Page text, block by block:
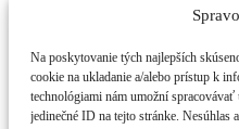
Na poskytovanie tých najlepších
cookie na ukladanie a/alebo prístup k
technológiami nám umožní
jedinečné ID na tejto stránke. Nesúhlas
Zásady používania
© 2017 Smiem prosiť –